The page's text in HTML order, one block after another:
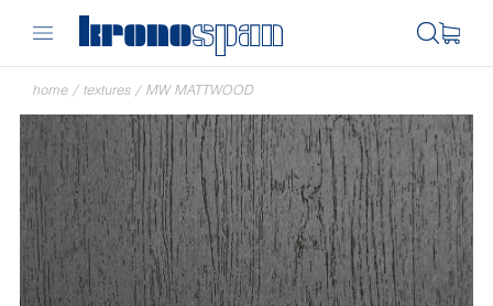
home / textures / MW MATTWOOD